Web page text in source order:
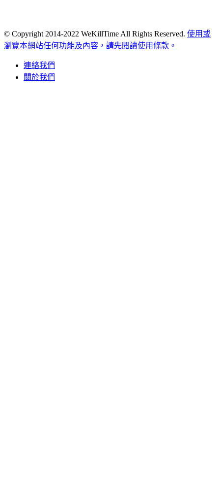
© Copyright 2014-2022 WeKillTime All Rights Reserved. 使用或
瀏覽本網站任何功能及內容，請先閱讀使用條款。
連絡我們
關於我們